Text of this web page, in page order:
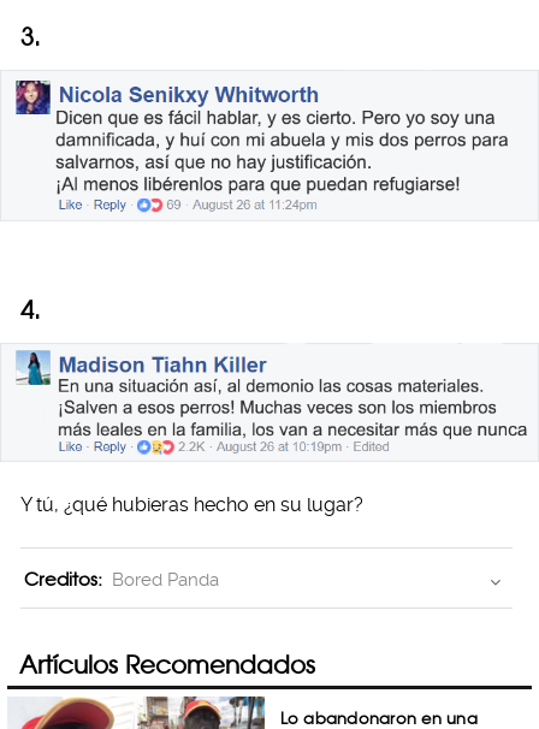
3.
4.
Y tú, ¿qué hubieras hecho en su lugar?
Creditos: Bored Panda
Artículos Recomendados
Lo abandonaron en una